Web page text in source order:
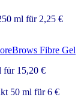
ml für 2,25 €
für 15,20 €
50 ml für 6 €